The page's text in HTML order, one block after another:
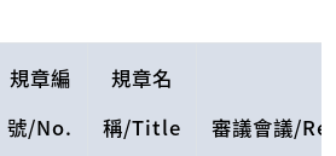
規章編
號/No.
規章名
稱/Title
審議會議/